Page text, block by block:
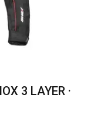
3 LAYER ·